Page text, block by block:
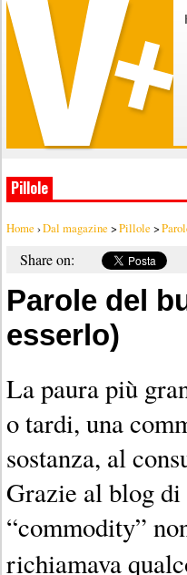
Pillole
Home ›Dal magazine >Pillole >
Share on:
Parole del
esserlo)
La paura più
o tardi, una
sostanza, al
Grazie al blog di
“commodity”
richiamava